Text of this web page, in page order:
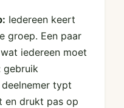
Iedereen keert
groep. Een paar
iedereen moet
gebruik
typt
en drukt pas op